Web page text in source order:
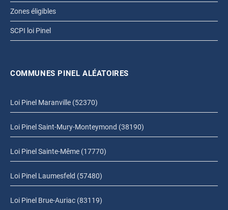
Zones éligibles
SCPI loi Pinel
COMMUNES PINEL ALÉATOIRES
Loi Pinel Maranville (52370)
Loi Pinel Saint-Mury-Monteymond (38190)
Loi Pinel Sainte-Même (17770)
Loi Pinel Laumesfeld (57480)
Loi Pinel Brue-Auriac (83119)